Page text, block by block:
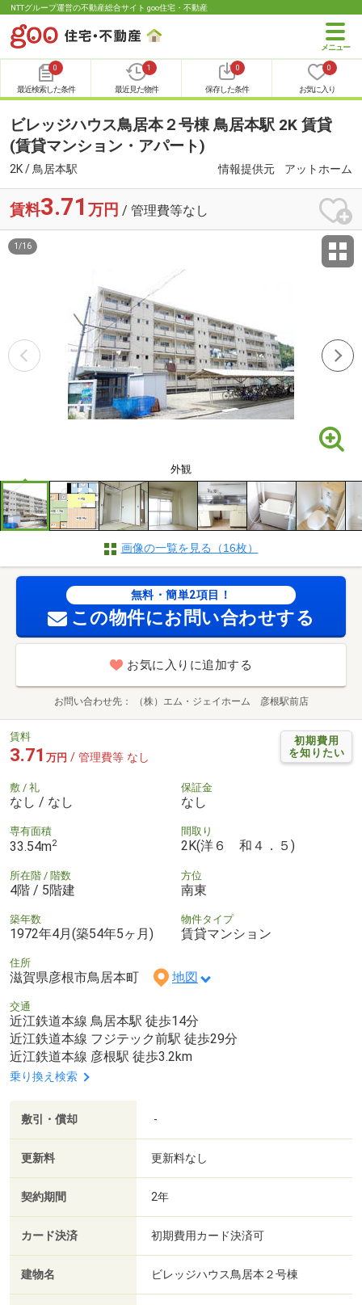
NTTグループ運営の不動産総合サイト goo住宅・不動産
0
最近検索した条件
1
最近見た物件
0
保存した条件
0
お気に入り
ビレッジハウス鳥居本２号棟 鳥居本駅 2K 賃貸
(賃貸マンション・アパート)
2K / 鳥居本駅 情報提供元 アットホーム
賃料3.71 万円 / 管理費等なし
外観
1 /16
画像の一覧を見る（16枚）
無料・簡単2項目！
この物件にお問い合わせする
お気に入りに追加する
お問い合わせ先 （株）エム・ジェイホーム 彦根駅前店
初期費用
を知りたい
賃料
3.71 万円 / 管理費等 なし
敷 / 礼
なし / なし
保証金
なし
専有面積
33.54m2
間取り
2K(洋６ 和４．５)
所在階 / 階数
4階 / 5階建
方位
南東
築年数
1972年4月(築54年5ヶ月)
物件タイプ
賃貸マンション
住所
滋賀県彦根市鳥居本町 地図
交通
近江鉄道本線 鳥居本駅 徒歩14分
近江鉄道本線 フジテック前駅 徒歩29分
近江鉄道本線 彦根駅 徒歩3.2km
乗り換え検索
敷引・償却 -
更新料 更新料なし
契約期間 2年
カード決済 初期費用カード決済可
建物名 ビレッジハウス鳥居本２号棟